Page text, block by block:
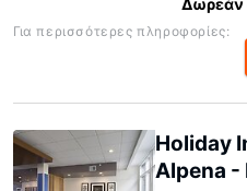
Δωρεάν
Για περισσότερες πληροφορίες:
Holiday
Alpena -